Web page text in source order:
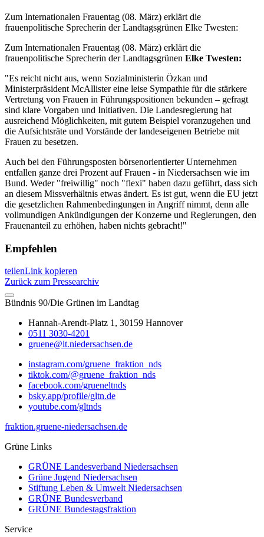
Zum Internationalen Frauentag (08. März) erklärt die
frauenpolitische Sprecherin der Landtagsgrünen Elke Twesten:
Zum Internationalen Frauentag (08. März) erklärt die
frauenpolitische Sprecherin der Landtagsgrünen Elke Twesten:
"Es reicht nicht aus, wenn Sozialministerin Özkan und
Ministerpräsident McAllister eine leise Sympathie für die stärkere
Vertretung von Frauen in Führungspositionen bekunden – gefragt
sind klare Vorgaben und Initiativen. Die Landesregierung hat
ausreichend Möglichkeiten, mit gutem Beispiel voranzugehen und
die Aufsichtsräte und Vorstände der landeseigenen Betriebe mit
Frauen zu besetzen.
Auch bei den Führungsposten börsenorientierter Unternehmen
entfallen ganze drei Prozent auf Frauen - in Niedersachsen wie im
Bund. Weder "freiwillig" noch "flexi" haben dazu geführt, dass sich
an diesem Missverhältnis etwas ändert. Es ist gut, wenn die EU jetzt
die gesetzlichen Rahmenbedingungen in Angriff nimmt, denn alle
vollmundigen Ankündigungen der Konzerne und Regierungen, den
Frauenanteil zu erhöhen, haben nichts gebracht!"
Empfehlen
teilenLink kopieren
Zurück zum Pressearchiv
Bündnis 90/Die Grünen im Landtag
Hannah-Arendt-Platz 1, 30159 Hannover
0511 3030-4201
gruene@lt.niedersachsen.de
instagram.com/gruene_fraktion_nds
tiktok.com/@gruene_fraktion_nds
facebook.com/grueneltnds
bsky.app/profile/gltn.de
youtube.com/gltnds
fraktion.gruene-niedersachsen.de
Grüne Links
GRÜNE Landesverband Niedersachsen
Grüne Jugend Niedersachsen
Stiftung Leben & Umwelt Niedersachsen
GRÜNE Bundesverband
GRÜNE Bundestagsfraktion
Service